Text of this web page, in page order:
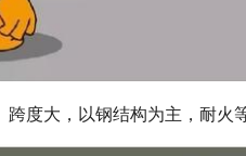
跨度大，以钢结构为主，耐